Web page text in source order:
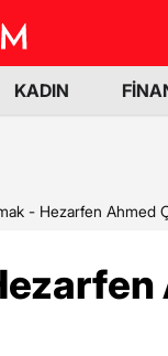
KADIN
- Hezarfen Ahmed